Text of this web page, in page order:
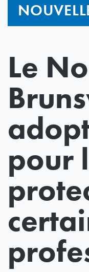
Le
pour